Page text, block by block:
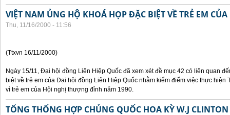
VIỆT NAM ỦNG HỘ KHOÁ HỌP ĐẶC BIỆT VỀ TRẺ EM
Thu, 11/16/2000 - 11:56
(Ttxvn 16/11/2000)
Ngày 15/11, Đại hội đồng Liên Hiệp Quốc đã xem xét đề mục 42 có liên quan
biệt về trẻ em của Đại hội đồng Liên Hiệp Quốc nhằm kiểm điểm việc thực
vì trẻ em của Hội nghị thượng đỉnh năm 1990.
TỔNG THỐNG HỢP CHỦNG QUỐC HOA KỲ W.J